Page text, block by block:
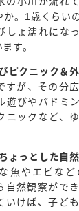
か。1歳くらい
しょ濡れにな
す。
ピクニック＆
すが、その分
遊びやバドミ
ニックなど、
ょっとした自
魚やエビなど
自然観察がで
いけば、子ど